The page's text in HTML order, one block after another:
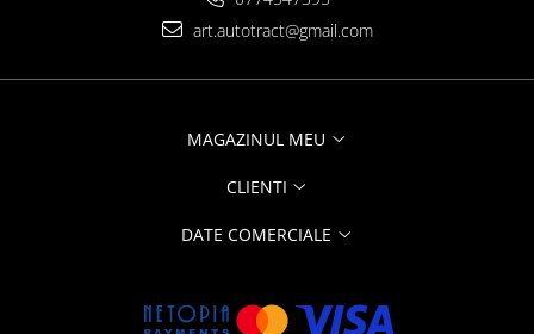
art.autotract@gmail.com
MAGAZINUL MEU
CLIENTI
DATE COMERCIALE